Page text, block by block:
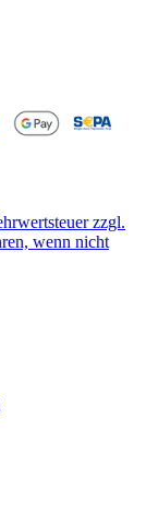
zzgl.
wenn nicht